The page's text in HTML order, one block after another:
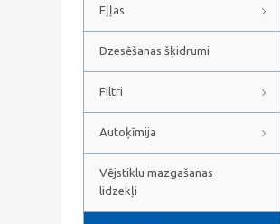
Eļļas
Dzesēšanas šķidrumi
Filtri
Autoķīmija
Vējstiklu mazgašanas
lidzekļi